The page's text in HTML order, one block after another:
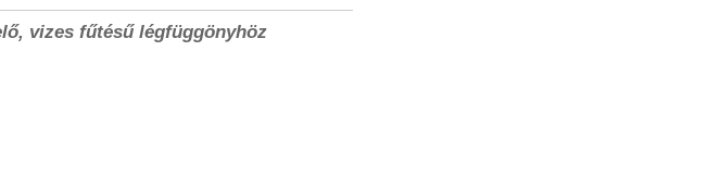
vizes fűtésű légfüggönyhöz